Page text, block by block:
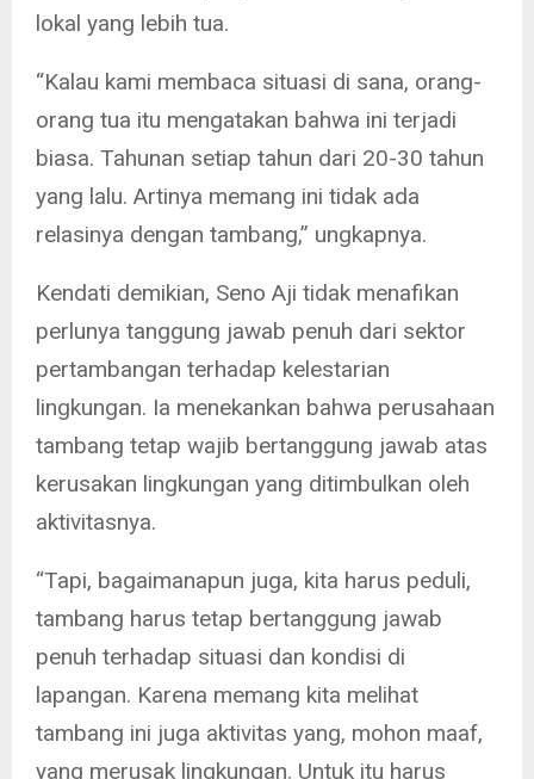
lokal yang lebih tua.
“Kalau kami membaca situasi di sana, orang-
orang tua itu mengatakan bahwa ini terjadi
biasa. Tahunan setiap tahun dari 20-30 tahun
yang lalu. Artinya memang ini tidak ada
relasinya dengan tambang,” ungkapnya.
Kendati demikian, Seno Aji tidak menafikan
perlunya tanggung jawab penuh dari sektor
pertambangan terhadap kelestarian
lingkungan. Ia menekankan bahwa perusahaan
tambang tetap wajib bertanggung jawab atas
kerusakan lingkungan yang ditimbulkan oleh
aktivitasnya.
“Tapi, bagaimanapun juga, kita harus peduli,
tambang harus tetap bertanggung jawab
penuh terhadap situasi dan kondisi di
lapangan. Karena memang kita melihat
tambang ini juga aktivitas yang, mohon maaf,
yang merusak lingkungan. Untuk itu harus